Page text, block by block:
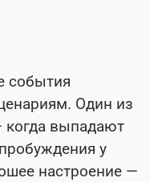
события
Один из
выпадают
у
настроение —